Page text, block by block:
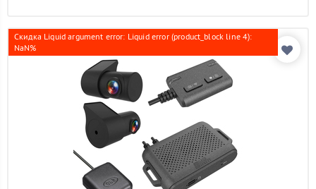
Скидка Liquid argument error: Liquid error (product_block line 4):
NaN%